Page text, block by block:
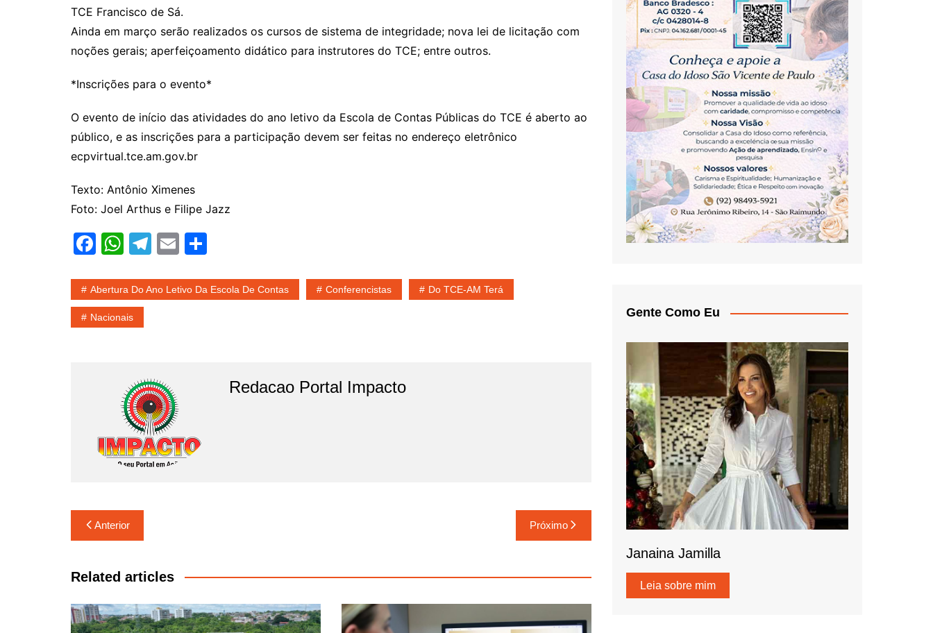
TCE Francisco de Sá.
Ainda em março serão realizados os cursos de sistema de integridade; nova lei de licitação com
noções gerais; aperfeiçoamento didático para instrutores do TCE; entre outros.
*Inscrições para o evento*
O evento de início das atividades do ano letivo da Escola de Contas Públicas do TCE é aberto ao
público, e as inscrições para a participação devem ser feitas no endereço eletrônico
ecpvirtual.tce.am.gov.br
Texto: Antônio Ximenes
Foto: Joel Arthus e Filipe Jazz
F
c
e
b
W
at
s
A
p
T
e
E
ai ar
Abertura Do Ano Letivo Da Escola De Contas Conferencistas Do TCE-AM Terá
Nacionais
Redacao Portal Impacto
Navegação
de
Post
Anterior Próximo
Related articles
Gente Como Eu
Janaina Jamilla
Leia sobre mim